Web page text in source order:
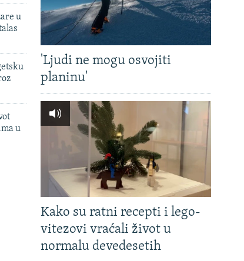
u
u
'Ljudi ne mogu osvojiti
planinu'
Kako su ratni recepti i lego-
vitezovi vraćali život u
normalu devedesetih